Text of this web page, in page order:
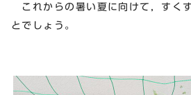
これからの暑い夏に向けて，すく
とでしょう。